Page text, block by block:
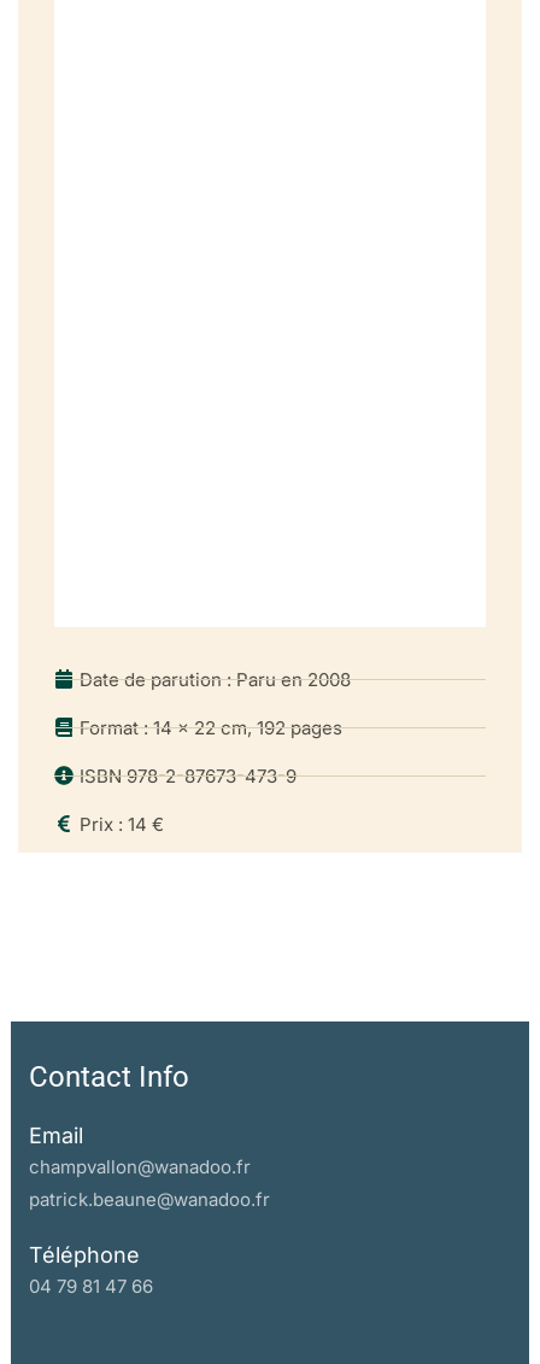
Date de parution : Paru en 2008
Format : 14 x 22 cm, 192 pages
ISBN 978-2-87673-473-9
Prix : 14 €
Contact Info
Email
champvallon@wanadoo.fr
patrick.beaune@wanadoo.fr
Téléphone
04 79 81 47 66